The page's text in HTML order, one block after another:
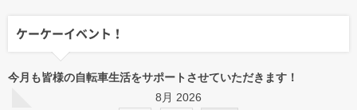
ケーケーイベント！
今月も皆様の自転車生活をサポートさせていただきます！
8月 2026